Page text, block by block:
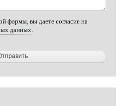
формы, вы даете согласие на
данных.